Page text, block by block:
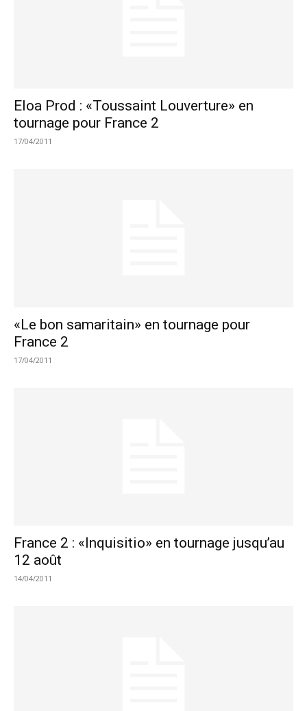
Eloa Prod : «Toussaint Louverture» en
tournage pour France 2
17/04/2011
«Le bon samaritain» en tournage pour
France 2
17/04/2011
France 2 : «Inquisitio» en tournage jusqu’au
12 août
14/04/2011